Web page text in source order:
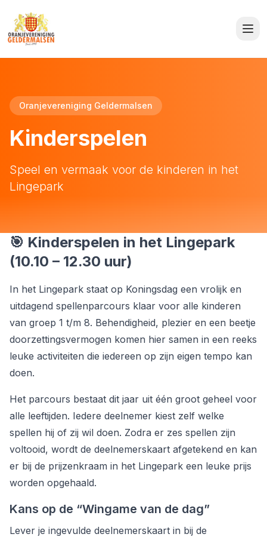
Informatie
Vrijwilligers
FAQ
Word lid
Oranjevereniging Geldermalsen
Kinderspelen
Speel en vermaak voor de kinderen in het
Lingepark
🎯 Kinderspelen in het Lingepark
(10.10 – 12.30 uur)
In het Lingepark staat op Koningsdag een vrolijk en
uitdagend spellenparcours klaar voor alle kinderen
van groep 1 t/m 8. Behendigheid, plezier en een beetje
doorzettingsvermogen komen hier samen in een reeks
leuke activiteiten die iedereen op zijn eigen tempo kan
doen.
Het parcours bestaat dit jaar uit één groot geheel voor
alle leeftijden. Iedere deelnemer kiest zelf welke
spellen hij of zij wil doen. Zodra er zes spellen zijn
voltooid, wordt de deelnemerskaart afgetekend en kan
er bij de prijzenkraam in het Lingepark een leuke prijs
worden opgehaald.
Kans op de “Wingame van de dag”
Lever je ingevulde deelnemerskaart in bij de